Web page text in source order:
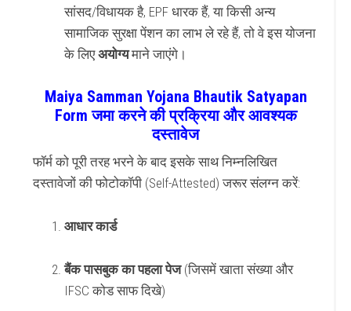
सांसद/विधायक है, EPF धारक हैं, या किसी अन्य
सामाजिक सुरक्षा पेंशन का लाभ ले रहे हैं, तो वे इस योजना
के लिएअयोग्यमाने जाएंगे।
Maiya Samman Yojana Bhautik Satyapan
Form जमा करने की प्रक्रिया और आवश्यक
दस्तावेज
फॉर्म को पूरी तरह भरने के बाद इसके साथ निम्नलिखित
दस्तावेजों की फोटोकॉपी (Self-Attested) जरूर संलग्न करें:
आधार कार्ड
बैंक पासबुक का पहला पेज(जिसमें खाता संख्या और
IFSC कोड साफ दिखे)